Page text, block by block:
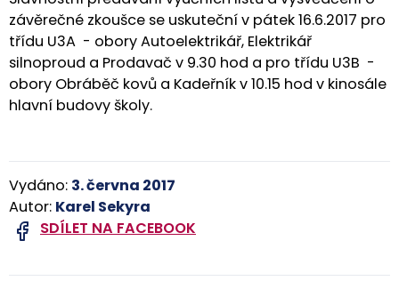
závěrečné zkoušce se uskuteční v pátek 16.6.2017 pro
třídu U3A - obory Autoelektrikář, Elektrikář
silnoproud a Prodavač v 9.30 hod a pro třídu U3B -
obory Obráběč kovů a Kadeřník v 10.15 hod v kinosále
hlavní budovy školy.
SDÍLET NA FACEBOOK
Vydáno: 3. června 2017
Autor: Karel Sekyra